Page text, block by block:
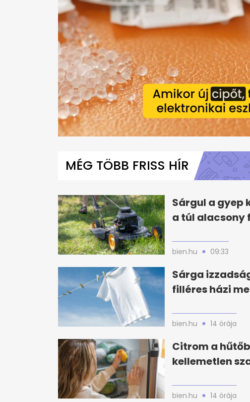
secondsVolume
MÉG TÖBB FRISS HÍR
Sárgul a gyep
a túl alacsony
bien.hu 09:33
Sárga
filléres házi
bien.hu 14 órája
Citrom a
kellemetlen
bien.hu 14 órája